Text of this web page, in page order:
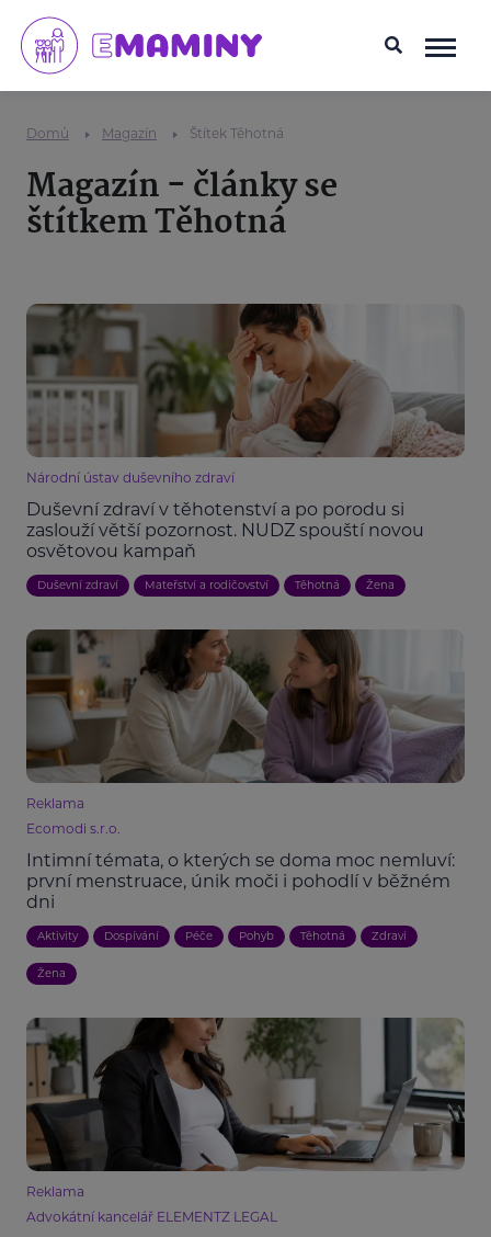
Domů Magazín Štítek Těhotná
Magazín - články se
štítkem Těhotná
Národní ústav duševního zdraví
Duševní zdraví v těhotenství a po porodu si
zaslouží větší pozornost. NUDZ spouští novou
osvětovou kampaň
Duševní zdraví Mateřství a rodičovství Těhotná Žena
Reklama
Ecomodi s.r.o.
Intimní témata, o kterých se doma moc nemluví:
první menstruace, únik moči i pohodlí v běžném
dni
Aktivity Dospívání Péče Pohyb Těhotná Zdraví
Žena
Reklama
Advokátní kancelář ELEMENTZ LEGAL